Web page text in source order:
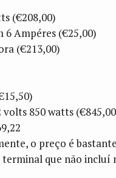
(€208,00)
6 Ampéres (€25,00)
(€213,00)
850 watts
o preço é bastante
terminal que não incluí